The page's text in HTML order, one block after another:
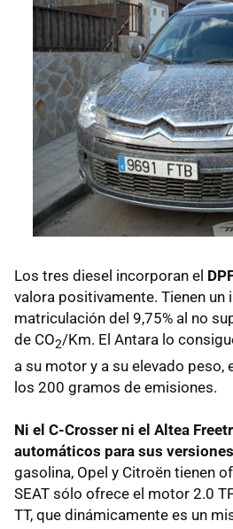
Los tres diesel incorporan el
valora positivamente. Tienen un
matriculación del 9,75% al no
de CO2/Km. El Antara lo
a su motor y a su elevado peso,
los 200 gramos de emisiones.
Ni el C-Crosser ni el Altea
automáticos para sus
gasolina, Opel y Citroën tienen
SEAT sólo ofrece el motor 2.0
TT, que dinámicamente es un